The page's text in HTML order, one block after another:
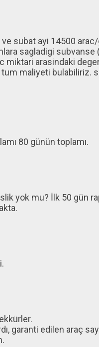
subat ayi 14500
sagladigi
miktari arasindaki
maliyeti bulabiliriz.
80 günün toplamı.
yok mu? İlk 50 gün
garanti edilen araç